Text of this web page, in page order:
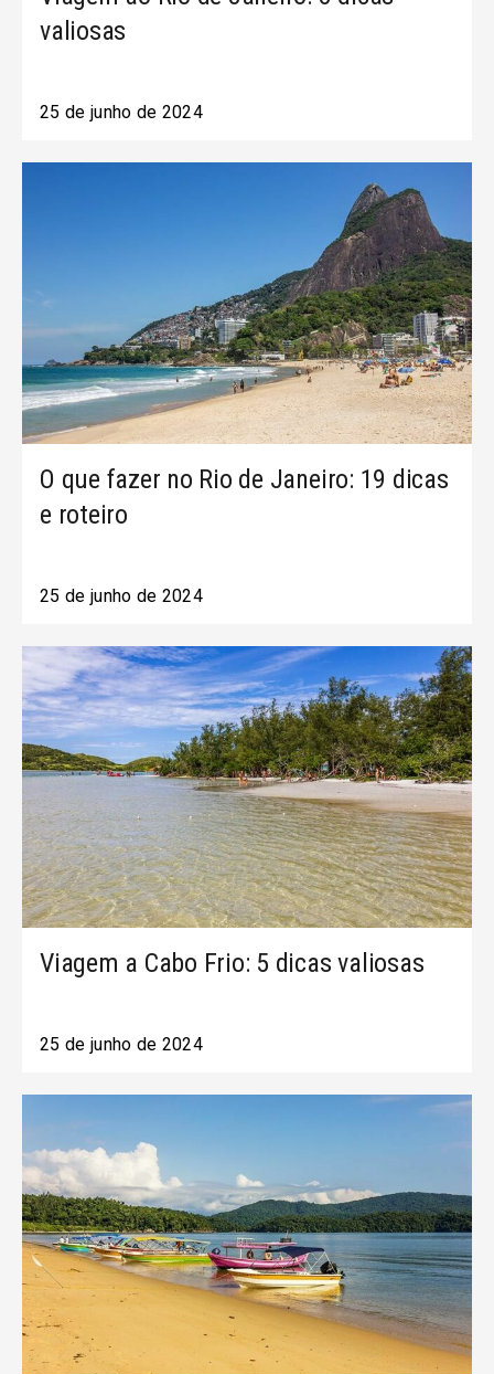
valiosas
25 de junho de 2024
O que fazer no Rio de Janeiro: 19 dicas
e roteiro
25 de junho de 2024
Viagem a Cabo Frio: 5 dicas valiosas
25 de junho de 2024